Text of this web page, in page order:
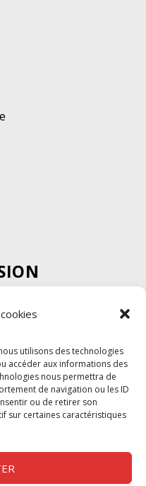
utilisons des technologies
accéder aux informations des
nous permettra de
de navigation ou les ID
ou de retirer son
sur certaines caractéristiques